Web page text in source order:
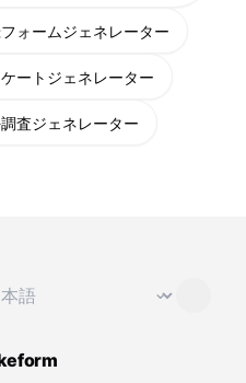
ォームジェネレーター
ートジェネレーター
査ジェネレーター
を変更 ⌄